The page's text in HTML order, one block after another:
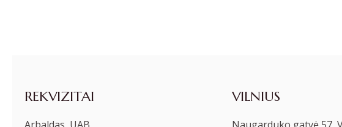
REKVIZITAI VILNIUS